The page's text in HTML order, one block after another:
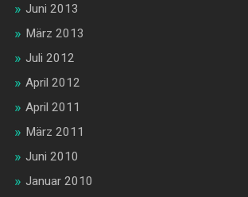
Juni 2013
März 2013
Juli 2012
April 2012
April 2011
März 2011
Juni 2010
Januar 2010